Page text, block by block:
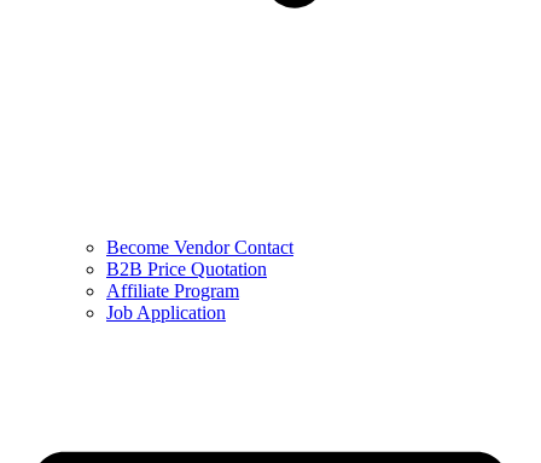
Become Vendor Contact
B2B Price Quotation
Affiliate Program
Job Application